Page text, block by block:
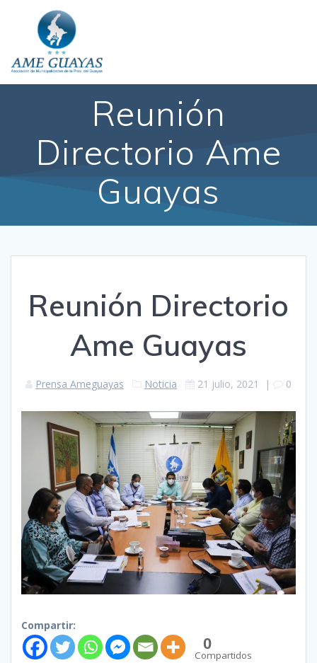
Reunión
Directorio Ame
Guayas
Reunión Directorio
Ame Guayas
Prensa Ameguayas Noticia 21 julio, 2021 | 0
Compartir:
0
Compartidos